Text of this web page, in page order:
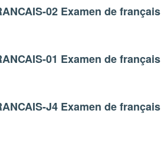
02 Examen de français
01 Examen de français
J4 Examen de français